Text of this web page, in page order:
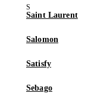
Saint Laurent
Salomon
Satisfy
Sebago